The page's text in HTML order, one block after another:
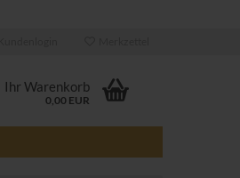
Ihr Warenkorb
0,00 EUR